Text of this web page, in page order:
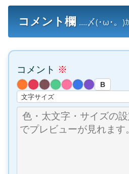
コメント欄 ....〆(･ω･。)
コメント ※
B